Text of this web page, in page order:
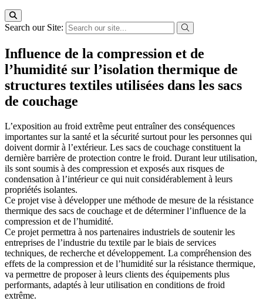
Search our Site:
Influence de la compression et de
l’humidité sur l’isolation thermique de
structures textiles utilisées dans les sacs
de couchage
L’exposition au froid extrême peut entraîner des conséquences
importantes sur la santé et la sécurité surtout pour les personnes qui
doivent dormir à l’extérieur. Les sacs de couchage constituent la
dernière barrière de protection contre le froid. Durant leur utilisation,
ils sont soumis à des compression et exposés aux risques de
condensation à l’intérieur ce qui nuit considérablement à leurs
propriétés isolantes.
Ce projet vise à développer une méthode de mesure de la résistance
thermique des sacs de couchage et de déterminer l’influence de la
compression et de l’humidité.
Ce projet permettra à nos partenaires industriels de soutenir les
entreprises de l’industrie du textile par le biais de services
techniques, de recherche et développement. La compréhension des
effets de la compression et de l’humidité sur la résistance thermique,
va permettre de proposer à leurs clients des équipements plus
performants, adaptés à leur utilisation en conditions de froid
extrême.